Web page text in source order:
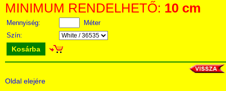
MINIMUM RENDELHETŐ: 10 cm
Mennyiség:
Méter
Szín:
Kosárba
Oldal elejére